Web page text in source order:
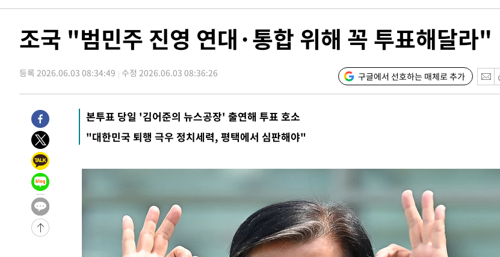
-15557초 전 >트럼프, 한국계 진보 주지사 후보 맹공…"공산주의가 최대 위협"
-12055초 전 >[속보]산업장관 "李정부, 원전 반대 안해…안정 전력 위해 불가피"
색
-10139초 전 >[속보]산업장관 "美무역법 제301조 과잉생산 결과 발표 8월 중 예
-9932초 전 >[속보]코스피 매도사이드카 발동…4%대 급락
-9204초 전 >
[속보]전남광주 초대 시민추천 부시장에 백승주·윤난실
-6765초 전 >
서울 열대야 15일째 지속…비공식 '초열대야' 30도 넘어
-5332초 전 >
[속보]코스닥, 2.15포인트(0.27%) 내린 797.44 출발
-5315초 전 >
-1762초 전 >
-1713초 전 >
15분 전 >
미 워싱턴주 스포캔 시의 통제불능 3개 산불, 방화선 일부 구축
2시간 전 >
[속보] 호르무즈 해협 이란-오만 협상 기대속 뉴욕증시 혼조 마감 다우
0.49%↑
[속보]코스닥, 800p 회복…0.26% 오른 801.67 마감
조국 "범민주 진영 연대·통합 위해 꼭 투표해달라"
등록 2026.06.03 08:34:49 수정 2026.06.03 08:36:26 구글에서 선호하는 매체로 추가
본투표 당일 '김어준의 뉴스공장' 출연해 투표 호소
"대한민국 퇴행 극우 정치세력, 평택에서 심판해야"